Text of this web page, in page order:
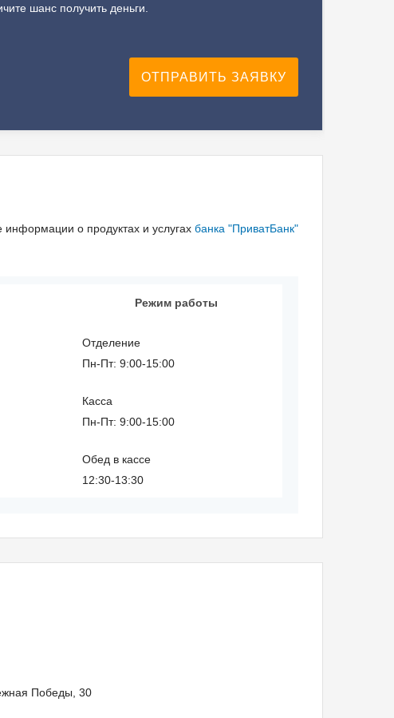
шанс получить деньги.
о продуктах и услугах банка "ПриватБанк"
Режим работы
Отделение
Пн-Пт: 9:00-15:00
Касса
Пн-Пт: 9:00-15:00
Обед в кассе
12:30-13:30
Победы, 30